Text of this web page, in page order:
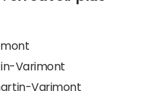
Varimont
Varimont